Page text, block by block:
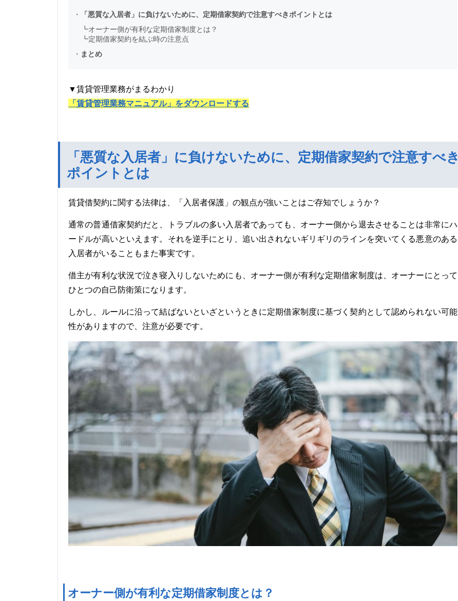
・
「悪質な入居者」に負けないために、定期借家契約で注意すべきポイントとは
┗オーナー側が有利な定期借家制度とは？
┗定期借家契約を結ぶ時の注意点
・ まとめ
▼賃貸管理業務がまるわかり
「賃貸管理業務マニュアル」をダウンロードする
「悪質な入居者」に負けないために、定期借家契約で注意すべき
ポイントとは
賃貸借契約に関する法律は、「入居者保護」の観点が強いことはご存知でしょうか？
通常の普通借家契約だと、トラブルの多い入居者であっても、オーナー側から退去させることは非常にハ
ードルが高いといえます。それを逆手にとり、追い出されないギリギリのラインを突いてくる悪意のある
入居者がいることもまた事実です。
借主が有利な状況で泣き寝入りしないためにも、オーナー側が有利な定期借家制度は、オーナーにとって
ひとつの自己防衛策になります。
しかし、ルールに沿って結ばないといざというときに定期借家制度に基づく契約として認められない可能
性がありますので、注意が必要です。
オーナー側が有利な定期借家制度とは？